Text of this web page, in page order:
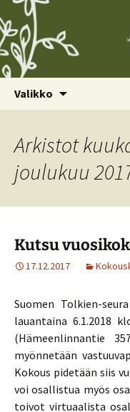
Valikko
Arkistot
joulukuu
Kutsu
17.12.2017
Suomen Tolkien-
lauantaina 6.1.2018
(Hämeenlinnantie
myönnetään
Kokous pidetään siis
voi osallistua myös
toivot virtuaalista